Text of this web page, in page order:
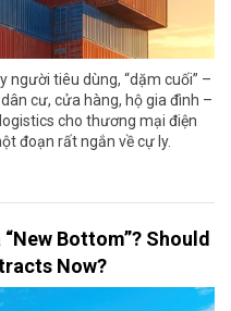
tiêu dùng, “dặm cuối” –
cư, cửa hàng, hộ gia đình –
cho thương mại điện
đoạn rất ngắn về cự ly.
Bottom”? Should
Now?